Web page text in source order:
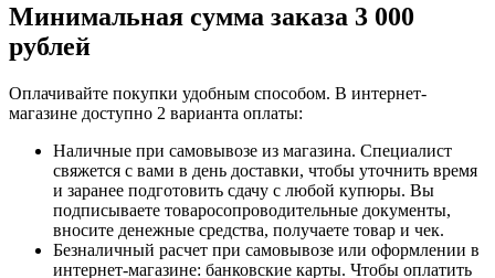
Минимальная сумма заказа 3 000
рублей
Оплачивайте покупки удобным способом. В интернет-
магазине доступно 2 варианта оплаты:
Наличные при самовывозе из магазина. Специалист
свяжется с вами в день доставки, чтобы уточнить время
и заранее подготовить сдачу с любой купюры. Вы
подписываете товаросопроводительные документы,
вносите денежные средства, получаете товар и чек.
Безналичный расчет при самовывозе или оформлении в
интернет-магазине: банковские карты. Чтобы оплатить